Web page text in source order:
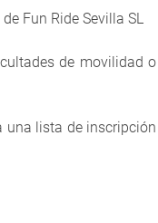
Fun Ride Sevilla SL
de movilidad o
una lista de inscripción